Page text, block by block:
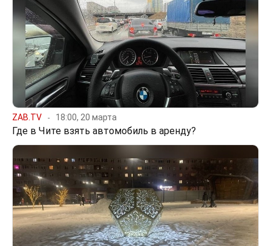
ZAB.TV 18:00, 20 марта
Где в Чите взять автомобиль в аренду?